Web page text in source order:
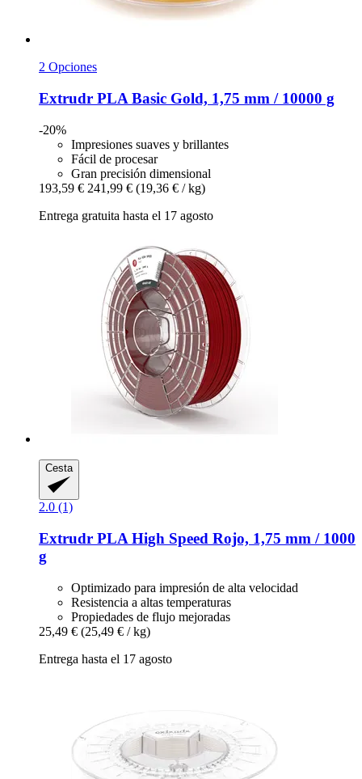
2 Opciones
Extrudr PLA Basic Gold, 1,75 mm / 10000 g
-20%
Impresiones suaves y brillantes
Fácil de procesar
Gran precisión dimensional
193,59 € 241,99 € (19,36 € / kg)
Entrega gratuita hasta el 17 agosto
Cesta
2.0 (1)
Extrudr PLA High Speed Rojo, 1,75 mm / 1000
g
Optimizado para impresión de alta velocidad
Resistencia a altas temperaturas
Propiedades de flujo mejoradas
25,49 € (25,49 € / kg)
Entrega hasta el 17 agosto